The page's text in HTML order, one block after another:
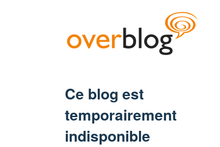
Ce blog est
temporairement
indisponible